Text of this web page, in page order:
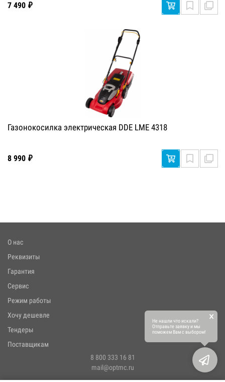
7 490 ₽
Газонокосилка электрическая DDE LME 4318
8 990 ₽
О нас
Реквизиты
Гарантия
Сервис
Режим работы
Хочу дешевле
Тендеры
Поставщикам
8 800 333 16 81
mail@optmc.ru
Не нашли что искали?
Отправьте заявку и мы
поможем Вам с выбором!
×